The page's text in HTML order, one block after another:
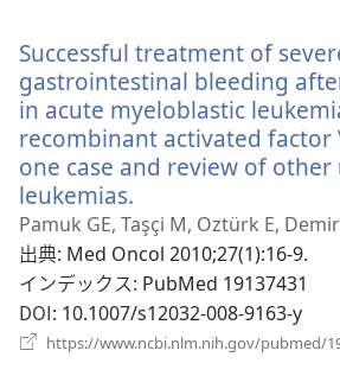
Successful treatment of
gastrointestinal bleeding
in acute myeloblastic
recombinant activated factor
one case and review of other
leukemias.
し
い
タ
ブ
で
Pamuk GE, Taşçi M, Oztürk E,
出典‎: Med Oncol 2010;27(1):16-9.
インデックス‎: PubMed 19137431
DOI‎: 10.1007/s12032-008-9163-y
https://www.ncbi.nlm.nih.gov/pubmed/